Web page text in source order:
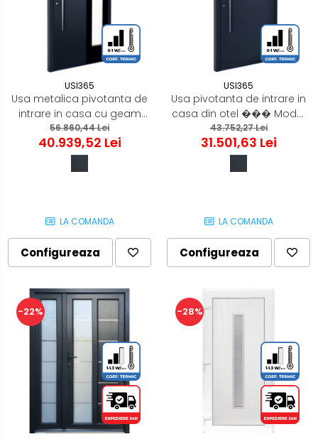
USI365
Usa metalica pivotanta de
intrare in casa cu geam
��� Model PIVOT, gri
antracit RAL 7016
56.860,44 Lei
40.939,52 Lei
LA COMANDA
Configureaza
USI365
Usa pivotanta de intrare in
casa din otel ��� Model
PIVOT, gri antracit RAL 7016
43.752,27 Lei
31.501,63 Lei
LA COMANDA
Configureaza
-22% -28%